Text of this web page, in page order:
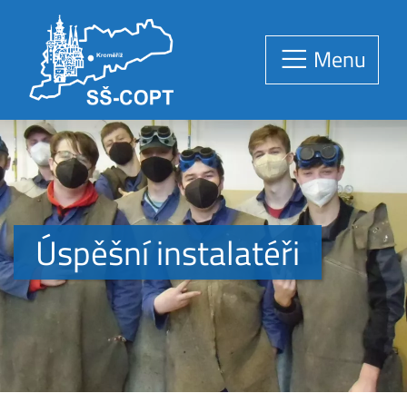
Menu
Úspěšní instalatéři